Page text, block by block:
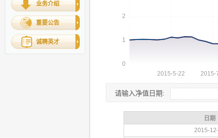
业务介绍
重要公告
诚聘英才
请输入净值日期: